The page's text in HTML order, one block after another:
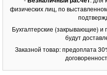
физических лиц, по
Бухгалтерские (закрывающие)
будут
Заказной товар: предоплата